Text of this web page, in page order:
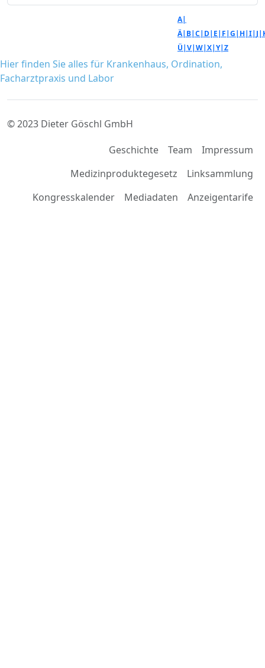
A|
Ä| B|C| D| E| F|G| H|I| J|
Ü|V|W|X|Y|Z
Hier finden Sie alles für Krankenhaus, Ordination,
Facharztpraxis und Labor
© 2023 Dieter Göschl GmbH
Geschichte
Team
Impressum
Medizinproduktegesetz
Linksammlung
Kongresskalender
Mediadaten Anzeigentarife